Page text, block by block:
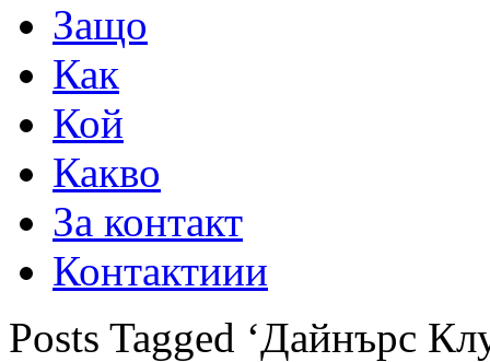
Защо
Как
Кой
Какво
За контакт
Контактиии
Posts Tagged ‘Дайнърс